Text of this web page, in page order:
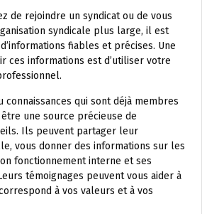
de rejoindre un syndicat ou de vous
syndicale plus large, il est
fiables et précises. Une
ces informations est d’utiliser votre
connaissances qui sont déjà membres
une source précieuse de
Ils peuvent partager leur
vous donner des informations sur les
fonctionnement interne et ses
témoignages peuvent vous aider à
à vos valeurs et à vos